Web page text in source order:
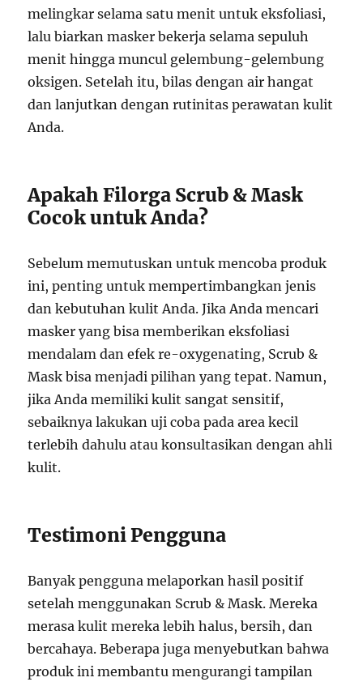
melingkar selama satu menit untuk eksfoliasi,
lalu biarkan masker bekerja selama sepuluh
menit hingga muncul gelembung-gelembung
oksigen. Setelah itu, bilas dengan air hangat
dan lanjutkan dengan rutinitas perawatan kulit
Anda.
Apakah Filorga Scrub & Mask
Cocok untuk Anda?
Sebelum memutuskan untuk mencoba produk
ini, penting untuk mempertimbangkan jenis
dan kebutuhan kulit Anda. Jika Anda mencari
masker yang bisa memberikan eksfoliasi
mendalam dan efek re-oxygenating, Scrub &
Mask bisa menjadi pilihan yang tepat. Namun,
jika Anda memiliki kulit sangat sensitif,
sebaiknya lakukan uji coba pada area kecil
terlebih dahulu atau konsultasikan dengan ahli
kulit.
Testimoni Pengguna
Banyak pengguna melaporkan hasil positif
setelah menggunakan Scrub & Mask. Mereka
merasa kulit mereka lebih halus, bersih, dan
bercahaya. Beberapa juga menyebutkan bahwa
produk ini membantu mengurangi tampilan